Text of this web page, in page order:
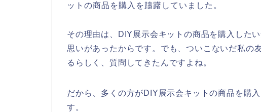
ットの商品を購入を躊躇していました。
その理由は、DIY展示会キットの商品を購入した
思いがあったからです。でも、ついこないだ私の
るらしく、質問してきたんですよね。
だから、多くの方がDIY展示会キットの商品を購
す。